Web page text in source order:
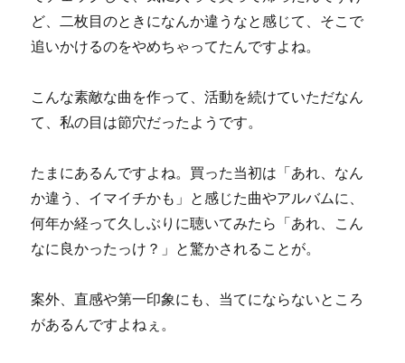
ど、二枚目のときになんか違うなと感じて、そこで
追いかけるのをやめちゃってたんですよね。
こんな素敵な曲を作って、活動を続けていただなん
て、私の目は節穴だったようです。
たまにあるんですよね。買った当初は「あれ、なん
か違う、イマイチかも」と感じた曲やアルバムに、
何年か経って久しぶりに聴いてみたら「あれ、こん
なに良かったっけ？」と驚かされることが。
案外、直感や第一印象にも、当てにならないところ
があるんですよねぇ。